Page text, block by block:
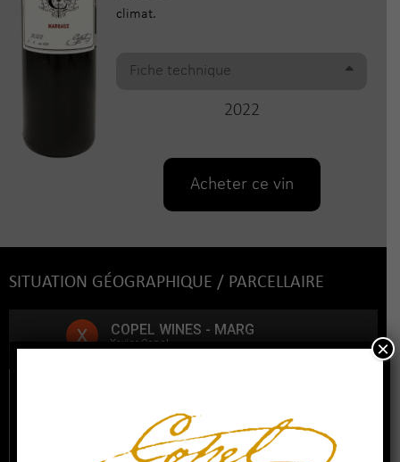
climat.
Fiche technique
2022
Acheter ce vin
SITUATION GÉOGRAPHIQUE / PARCELLAIRE
×